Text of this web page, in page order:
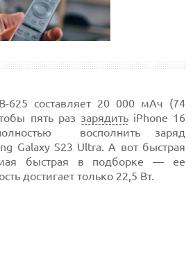
625 составляет 20 000 мАч (74
пять раз зарядитьiPhone 16
восполнить заряд
Galaxy S23 Ultra. А вот быстрая
быстрая в подборке — ее
достигает только 22,5 Вт.